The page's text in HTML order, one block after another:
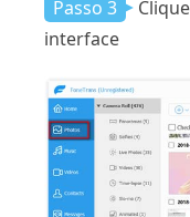
Passo 3 Clique
interface